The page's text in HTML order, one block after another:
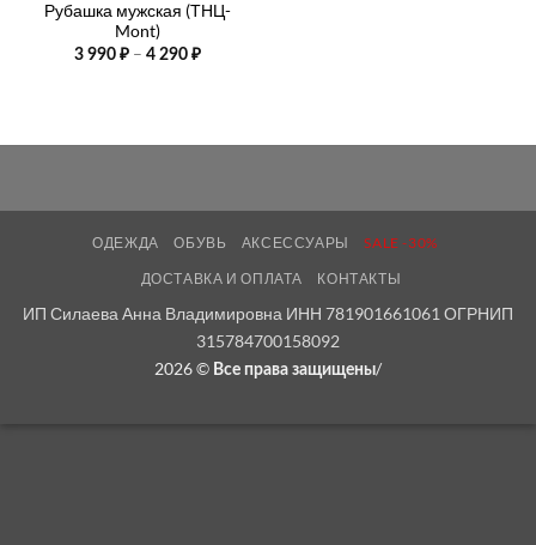
Рубашка мужская (ТНЦ-
Mont)
3 990 ₽ – 4 290 ₽Диапазон
290 ₽
ОДЕЖДА ОБУВЬ АКСЕССУАРЫ
SALE -30%
ДОСТАВКА И ОПЛАТА
КОНТАКТЫ
ИП Силаева Анна Владимировна ИНН 781901661061 ОГРНИП
315784700158092
2026 © Все права защищены/